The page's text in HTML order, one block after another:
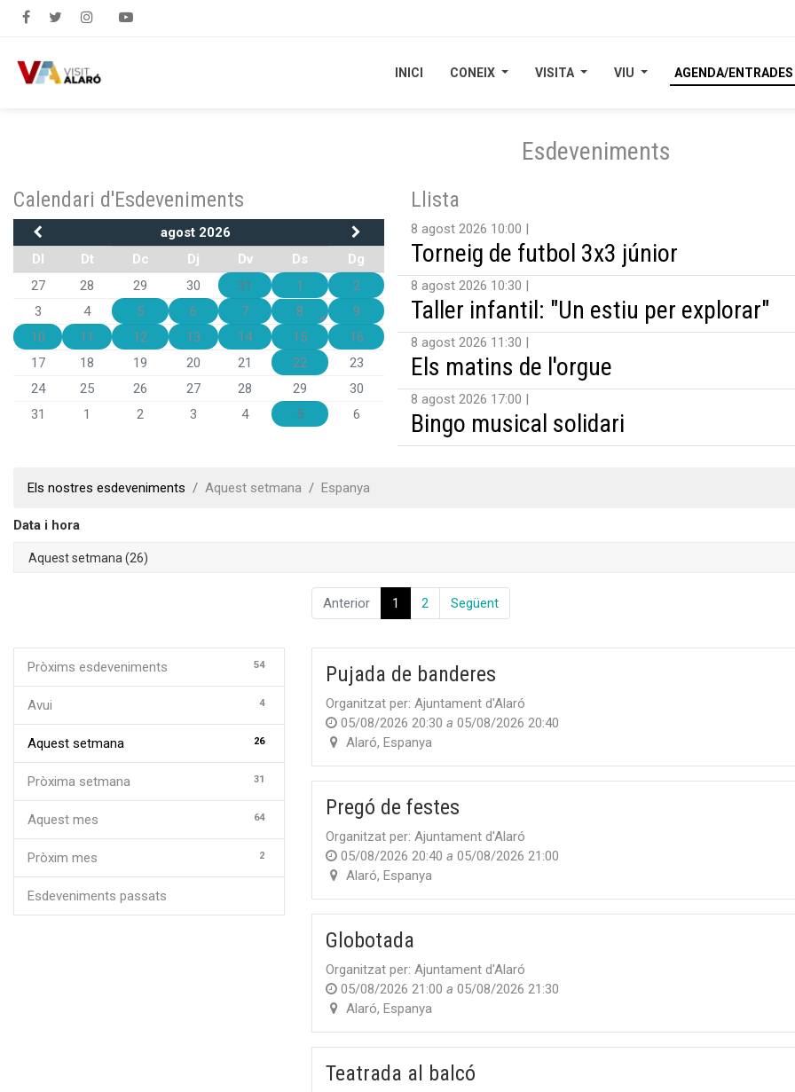
INICI CONEIX VISITA VIU AGENDA/ENTRADES
INICI CONEIX VISITA VIU AGENDA/ENTRADES
Esdeveniments
Calendari d'Esdeveniments
agost 2026
Dl
Dt Dc Dj Dv Ds
Dg
27
28 29 30 31 1
2
3
4 5 6 7 8
9
10
11 12 13 14 15
16
17
18 19 20 21 22
23
24
25 26 27 28 29
30
31
1 2 3 4 5 6
Llista
8 agost 2026 10:00
Torneig de futbol 3x3 júnior
8 agost 2026 10:30
Taller infantil: "Un estiu per explorar"
8 agost 2026 11:30
Els matins de l'orgue
8 agost 2026 17:00
Bingo musical solidari
Els nostres esdeveniments Aquest setmana Espanya
Data i hora
Anterior 1 2 Següent
Pròxims esdeveniments 54
Avui 4
Aquest setmana 26
Pròxima setmana 31
Aquest mes 64
Pròxim mes 2
Esdeveniments passats
Pujada de banderes
Organitzat per: Ajuntament d'Alaró
05/08/2026 20:30 a 05/08/2026 20:40
Alaró,Espanya
Pregó de festes
Organitzat per: Ajuntament d'Alaró
05/08/2026 20:40 a 05/08/2026 21:00
Alaró,Espanya
Globotada
Organitzat per: Ajuntament d'Alaró
05/08/2026 21:00 a 05/08/2026 21:30
Alaró,Espanya
Teatrada al balcó